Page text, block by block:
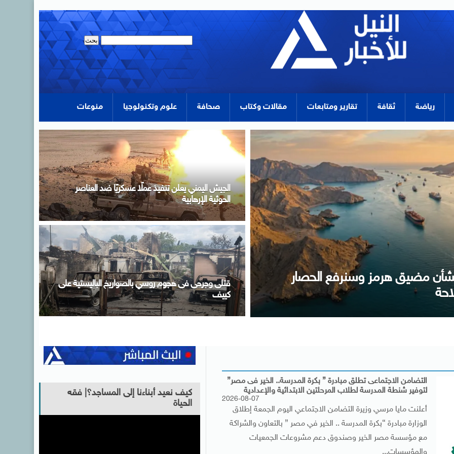
رياضة ثقافة تقارير ومتابعات مقالات وكتاب صحافة علوم وتكنولوجيا منوعات
آخر موعد لتسجيل رغبات المرحلة الأولى للتنسيق
تنظيم الاتصالات: مواصلة مراجعة وتطوير الضوابط
المنظمة لتسجيل وتفعيل خطوط الهاتف المحمول
الأرصاد: طقس اليوم شديد الحرارة نهارًا مائل للحرارة
والعظمى بالقاهرة 36
التضامن الاجتماعى تطلق مبادرة ” بكرة المدرسة.. الخير فى مصر”
لتوفير شنطة المدرسة لطلاب المرحلتين الابتدائية والإعدادية
2026-08-07
أعلنت مايا مرسي وزيرة التضامن الاجتماعي اليوم الجمعة إطلاق
الوزارة مبادرة “بكرة المدرسة .. الخير في مصر ” بالتعاون والشراكة
مع مؤسسة مصر الخير وصندوق دعم مشروعات الجمعيات
والمؤسسات...
كيف نعيد أبناءنا إلى المساجد؟| فقه
الحياة